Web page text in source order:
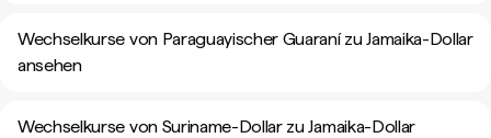
Wechselkurse von Paraguayischer Guaraní zu Jamaika-Dollar
ansehen
Wechselkurse von Suriname-Dollar zu Jamaika-Dollar